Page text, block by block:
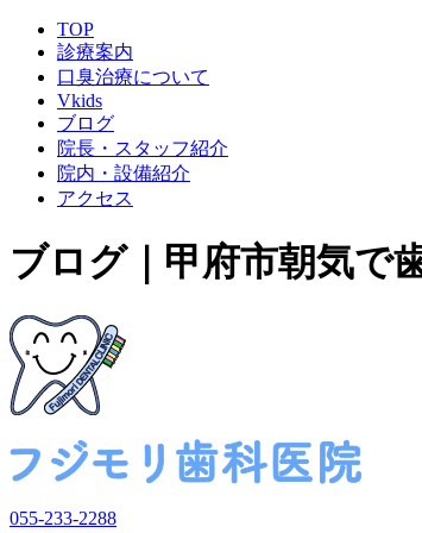
TOP
診療案内
口臭治療について
Vkids
ブログ
院長・スタッフ紹介
院内・設備紹介
アクセス
ブログ｜甲府市朝気で
055-233-2288